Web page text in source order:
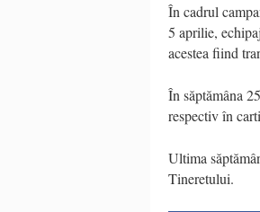
În cadrul
5 aprilie,
acestea fiind
În săptămâna
respectiv în
Ultima
Tineretului.